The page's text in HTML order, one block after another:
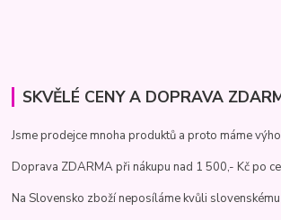
SKVĚLÉ CENY A DOPRAVA
Jsme prodejce mnoha produktů a proto máme
Doprava ZDARMA při nákupu nad 1 500,- Kč po
Na Slovensko zboží neposíláme kvůli